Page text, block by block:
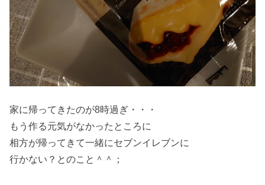
家に帰ってきたのが8時過ぎ・・・
もう作る元気がなかったところに
相方が帰ってきて一緒にセブンイレブンに
行かない？とのこと＾＾；